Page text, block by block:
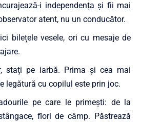
i independența și fii mai
atent, nu un conducător.
bilețele vesele, ori cu mesaje de
stați pe iarbă. Prima și cea mai
legătură cu copilul este prin joc.
pe care le primești: de la
flori de câmp. Păstrează